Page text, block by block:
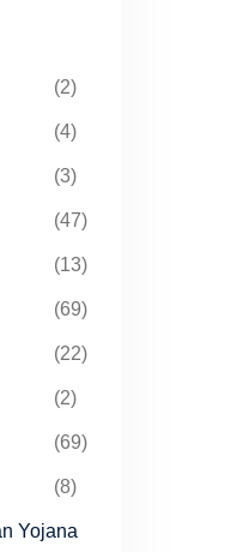
(2)
(4)
(3)
(47)
(13)
(69)
(22)
(2)
(69)
(8)
Yojana